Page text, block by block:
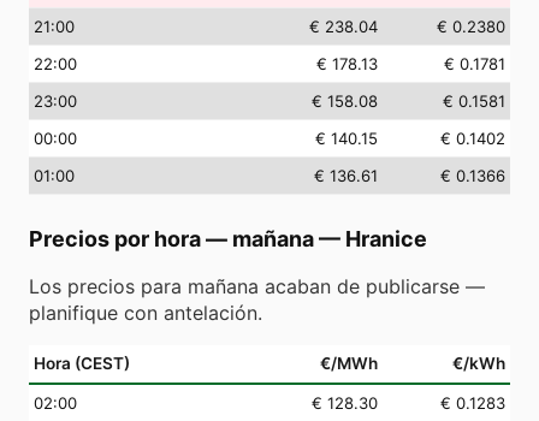
21:00 € 238.04
€ 0.2380
22:00 € 178.13
€ 0.1781
23:00 € 158.08
€ 0.1581
00:00 € 140.15
€ 0.1402
01:00 € 136.61 € 0.1366
Precios por hora — mañana— Hranice
Los precios para mañana acaban de publicarse —
planifique con antelación.
Hora (CEST) €/MWh €/kWh
02:00 € 128.30
€ 0.1283